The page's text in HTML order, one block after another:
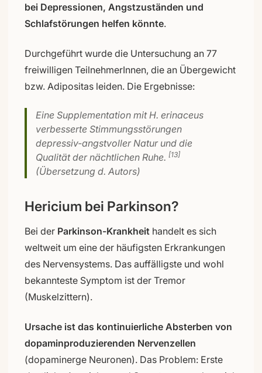
bei Depressionen, Angstzuständen und
Schlafstörungen helfen könnte.
Durchgeführt wurde die Untersuchung an 77
freiwilligen TeilnehmerInnen, die an Übergewicht
bzw. Adipositas leiden. Die Ergebnisse:
Eine Supplementation mit H. erinaceus
verbesserte Stimmungsstörungen
depressiv-angstvoller Natur und die
Qualität der nächtlichen Ruhe. [13]
(Übersetzung d. Autors)
Hericium bei Parkinson?
Bei der Parkinson-Krankheit handelt es sich
weltweit um eine der häufigsten Erkrankungen
des Nervensystems. Das auffälligste und wohl
bekannteste Symptom ist der Tremor
(Muskelzittern).
Ursache ist das kontinuierliche Absterben von
dopaminproduzierenden Nervenzellen
(dopaminerge Neuronen). Das Problem: Erste